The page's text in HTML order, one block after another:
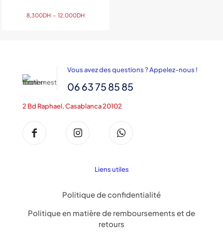
8,300DH – 12,000DHPlage
Vous avez des questions ? Appelez-nous !
06 63 75 85 85
2 Bd Raphael, Casablanca 20102
Liens utiles
Politique de confidentialité
Politique en matière de remboursements et de
retours